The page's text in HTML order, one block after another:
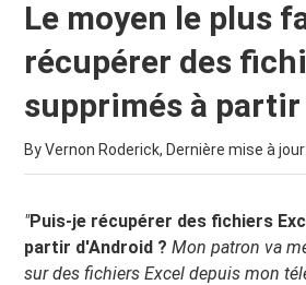
Le moyen le plus
récupérer des
supprimés à
By Vernon Roderick, Dernière mise à jour:
"Puis-je récupérer des fichiers
partir d'Android ? Mon patron va
sur des fichiers Excel depuis mon